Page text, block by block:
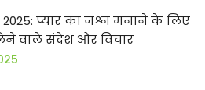
2025: प्यार का जश्न मनाने के लिए
वाले संदेश और विचार